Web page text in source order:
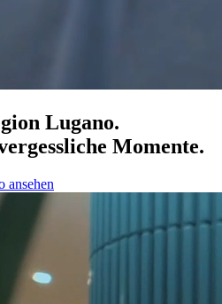
Lugano.
Momente.
ansehen